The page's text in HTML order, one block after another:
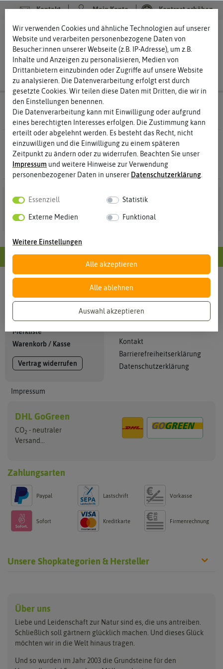
Kontakt Mein Konto Kontrast erhöhen
0 0
SaatgutBlumenwiese Wildblumenwiese
0 ErgebnisseGefunden in Wildblumenwiese
Filter
Alle Informationen im Überblick
Registrieren
Merkliste
Warenkorb / Kasse
Vertrag widerrufen
Impressum
Info
Kataloge
Zahlung + Versand
Kontakt
Barrierefreiheitserklärung
Datenschutzerklärung
DHL GoGreen
CO2 - neutraler
Versand...
Zahlungsarten
Paypal Lastschrift Vorkasse
Sofort Kreditkarte Firmenrechnung
Unsere Shopkategorien & Hersteller
Anzuchtschalen
Beleuchtung
Folien, Vliese und Netze
Keimsprossen
Saatgut für Werbezwecke
Samen-Sets
Benary
Buzzy Seeds
Clever Pots
Dürr-Samen
FLORTUS
Greenline
Grüne Oase
Über uns
Liebe und Leidenschaft zur Natur sind es, die uns antreiben.
Schließlich soll gärtnern glücklich machen. Und dieses Glück
möchten wir in die Welt hinaus tragen.
Und so wurden im Jahr 2003 die Grundsteine für den
Wir verwenden Cookies und ähnliche Technologien auf unserer
Website und verarbeiten personenbezogene Daten von
Besucher:innen unserer Webseite (z.B. IP-Adresse), um z.B.
Inhalte und Anzeigen zu personalisieren, Medien von
Drittanbietern einzubinden oder Zugriffe auf unsere Website
zu analysieren. Die Datenverarbeitung erfolgt erst durch
gesetzte Cookies. Wir teilen diese Daten mit Dritten, die wir in
den Einstellungen benennen.
Die Datenverarbeitung kann mit Einwilligung oder aufgrund
eines berechtigten Interesses erfolgen. Die Zustimmung kann
erteilt oder abgelehnt werden. Es besteht das Recht, nicht
einzuwilligen und die Einwilligung zu einem späteren
Zeitpunkt zu ändern oder zu widerrufen. Beachten Sie unser
Impressum und weitere Hinweise zur Verwendung
personenbezogener Daten in unserer Daten­schutz­erklärung
Essenziell Statistik
Externe Medien Funktional
Weitere Einstellungen
Alle akzeptieren
Alle ablehnen
Auswahl akzeptieren